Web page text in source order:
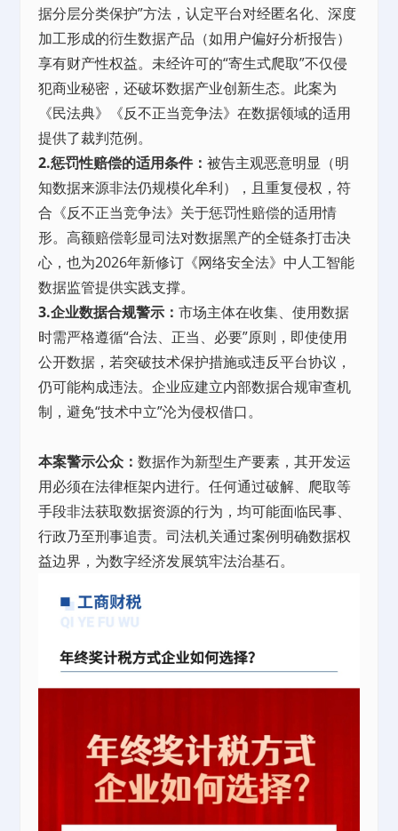
据分层分类保护”方法，认定平台对经匿名化、深度
加工形成的衍生数据产品（如用户偏好分析报告）
享有财产性权益。未经许可的“寄生式爬取”不仅侵
犯商业秘密，还破坏数据产业创新生态。此案为
《民法典》《反不正当竞争法》在数据领域的适用
提供了裁判范例。
2.惩罚性赔偿的适用条件：被告主观恶意明显（明
知数据来源非法仍规模化牟利），且重复侵权，符
合《反不正当竞争法》关于惩罚性赔偿的适用情
形。高额赔偿彰显司法对数据黑产的全链条打击决
心，也为2026年新修订《网络安全法》中人工智能
数据监管提供实践支撑。
3.企业数据合规警示：市场主体在收集、使用数据
时需严格遵循“合法、正当、必要”原则，即使使用
公开数据，若突破技术保护措施或违反平台协议，
仍可能构成违法。企业应建立内部数据合规审查机
制，避免“技术中立”沦为侵权借口。
本案警示公众：数据作为新型生产要素，其开发运
用必须在法律框架内进行。任何通过破解、爬取等
手段非法获取数据资源的行为，均可能面临民事、
行政乃至刑事追责。司法机关通过案例明确数据权
益边界，为数字经济发展筑牢法治基石。